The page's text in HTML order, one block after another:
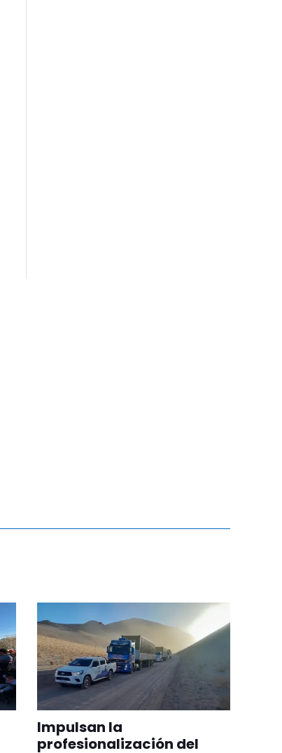
Impulsan la
profesionalización del